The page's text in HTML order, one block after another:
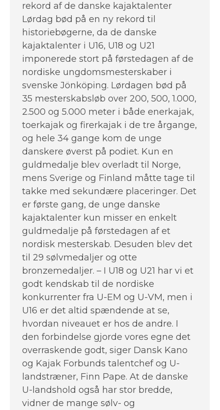
rekord af de danske kajaktalenter
Lørdag bød på en ny rekord til
historiebøgerne, da de danske
kajaktalenter i U16, U18 og U21
imponerede stort på førstedagen af de
nordiske ungdomsmesterskaber i
svenske Jönköping. Lørdagen bød på
35 mesterskabsløb over 200, 500, 1.000,
2.500 og 5.000 meter i både enerkajak,
toerkajak og firerkajak i de tre årgange,
og hele 34 gange kom de unge
danskere øverst på podiet. Kun en
guldmedalje blev overladt til Norge,
mens Sverige og Finland måtte tage til
takke med sekundære placeringer. Det
er første gang, de unge danske
kajaktalenter kun misser en enkelt
guldmedalje på førstedagen af et
nordisk mesterskab. Desuden blev det
til 29 sølvmedaljer og otte
bronzemedaljer. – I U18 og U21 har vi et
godt kendskab til de nordiske
konkurrenter fra U-EM og U-VM, men i
U16 er det altid spændende at se,
hvordan niveauet er hos de andre. I
den forbindelse gjorde vores egne det
overraskende godt, siger Dansk Kano
og Kajak Forbunds talentchef og U-
landstræner, Finn Pape. At de danske
U-landshold også har stor bredde,
vidner de mange sølv- og